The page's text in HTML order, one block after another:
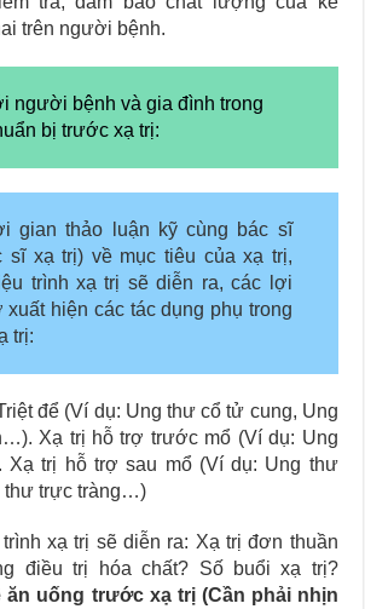
trên người bệnh.
người bệnh và gia đình trong
bị trước xạ trị:
gian thảo luận kỹ cùng bác sĩ
sĩ xạ trị) về mục tiêu của xạ trị,
trình xạ trị sẽ diễn ra, các lợi
xuất hiện các tác dụng phụ trong
trị:
để (Ví dụ: Ung thư cổ tử cung, Ung
Xạ trị hỗ trợ trước mổ (Ví dụ: Ung
trị hỗ trợ sau mổ (Ví dụ: Ung thư
thư trực tràng…)
xạ trị sẽ diễn ra: Xạ trị đơn thuần
điều trị hóa chất? Số buổi xạ trị?
ăn uống trước xạ trị (Cần phải nhịn